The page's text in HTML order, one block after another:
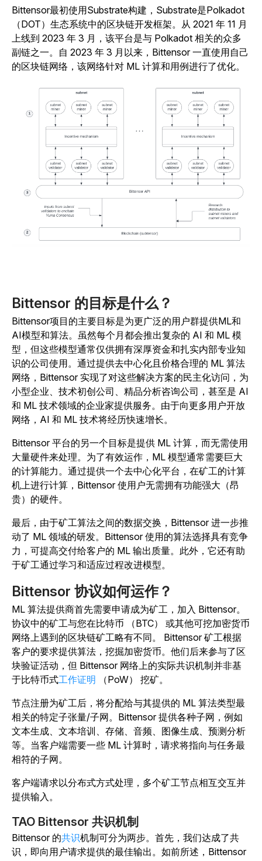
Bittensor最初使用Substrate构建，Substrate是Polkadot
（DOT）生态系统中的区块链开发框架。 从 2021 年 11 月
上线到 2023 年 3 月，该平台是与 Polkadot 相关的众多
副链之一。 自 2023 年 3 月以来，Bittensor 一直使用自己
的区块链网络，该网络针对 ML 计算和用例进行了优化。
Bittensor 的目标是什么？
Bittensor项目的主要目标是为更广泛的用户群提供ML和
AI模型和算法。虽然每个月都会推出复杂的 AI 和 ML 模
型，但这些模型通常仅供拥有深厚资金和扎实内部专业知
识的公司使用。通过提供去中心化且价格合理的 ML 算法
网络，Bittensor 实现了对这些解决方案的民主化访问，为
小型企业、技术初创公司、精品分析咨询公司，甚至是 AI
和 ML 技术领域的企业家提供服务。由于向更多用户开放
网络，AI 和 ML 技术将经历快速增长。
Bittensor 平台的另一个目标是提供 ML 计算，而无需使用
大量硬件来处理。为了有效运作，ML 模型通常需要巨大
的计算能力。通过提供一个去中心化平台，在矿工的计算
机上进行计算，Bittensor 使用户无需拥有功能强大（昂
贵）的硬件。
最后，由于矿工算法之间的数据交换，Bittensor 进一步推
动了 ML 领域的研发。Bittensor 使用的算法选择具有竞争
力，可提高交付给客户的 ML 输出质量。此外，它还有助
于矿工通过学习和适应过程改进模型。
Bittensor 协议如何运作？
ML 算法提供商首先需要申请成为矿工，加入 Bittensor。
协议中的矿工与您在比特币 （BTC） 或其他可挖加密货币
网络上遇到的区块链矿工略有不同。
Bittensor 矿工根据
客户的要求提供算法，挖掘加密货币。他们后来参与了区
块验证活动，但 Bittensor 网络上的实际共识机制并非基
于比特币式工作证明
（PoW） 挖矿。
节点注册为矿工后，将分配给与其提供的 ML 算法类型最
相关的特定子张量/子网。Bittensor 提供各种子网，例如
文本生成、文本培训、存储、音频、图像生成、预测分析
等。当客户端需要一些 ML 计算时，请求将指向与任务最
相符的子网。
客户端请求以分布式方式处理，多个矿工节点相互交互并
提供输入。
TAO Bittensor 共识机制
Bittensor 的共识机制可分为两步。首先，我们达成了共
识，即向用户请求提供的最佳输出。如前所述，Bittensor